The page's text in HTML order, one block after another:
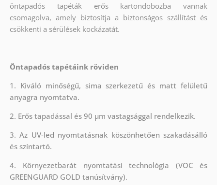
öntapadós tapéták erős kartondobozba vannak
csomagolva, amely biztosítja a biztonságos szállítást és
csökkenti a sérülések kockázatát.
Öntapadós tapétáink röviden
1. Kiváló minőségű, sima szerkezetű és matt felületű
anyagra nyomtatva.
2. Erős tapadással és 90 µm vastagsággal rendelkezik.
3. Az UV-led nyomtatásnak köszönhetően szakadásálló
és színtartó.
4. Környezetbarát nyomtatási technológia (VOC és
GREENGUARD GOLD tanúsítvány).